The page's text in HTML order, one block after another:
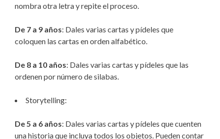
nombra otra letra y repite el proceso.
De 7 a 9 años: Dales varias cartas y pídeles que
coloquen las cartas en orden alfabético.
De 8 a 10 años: Dales varias cartas y pídeles que las
ordenen por número de silabas.
Storytelling:
De 5 a 6 años: Dales varias cartas y pídeles que cuenten
una historia que incluya todos los objetos. Pueden contar